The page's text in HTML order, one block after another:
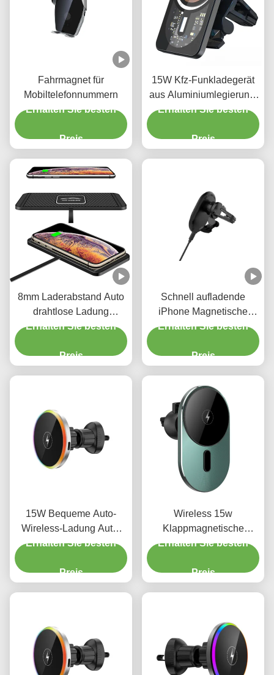
Fahrmagnet für
Mobiltelefonnummern
Erhalten Sie besten
Preis
15W Kfz-Funkladegerät
aus Aluminiumlegierung,
magnetischer Ladegerät-
Nachtlicht
Erhalten Sie besten
Preis
8mm Laderabstand Auto
drahtlose Ladung
Schlankes Kompaktes
Erhalten Sie besten
Preis
Schnell aufladende
iPhone Magnetische
Telefonhalter drahtlose
Auto
Erhalten Sie besten
Preis
15W Bequeme Auto-
Wireless-Ladung Auto-
Telefon-Halter mit
Erhalten Sie besten
Preis
Wireless 15w
Klappmagnetische
Autophone Halter Iphone
Ladegerät
Erhalten Sie besten
Preis